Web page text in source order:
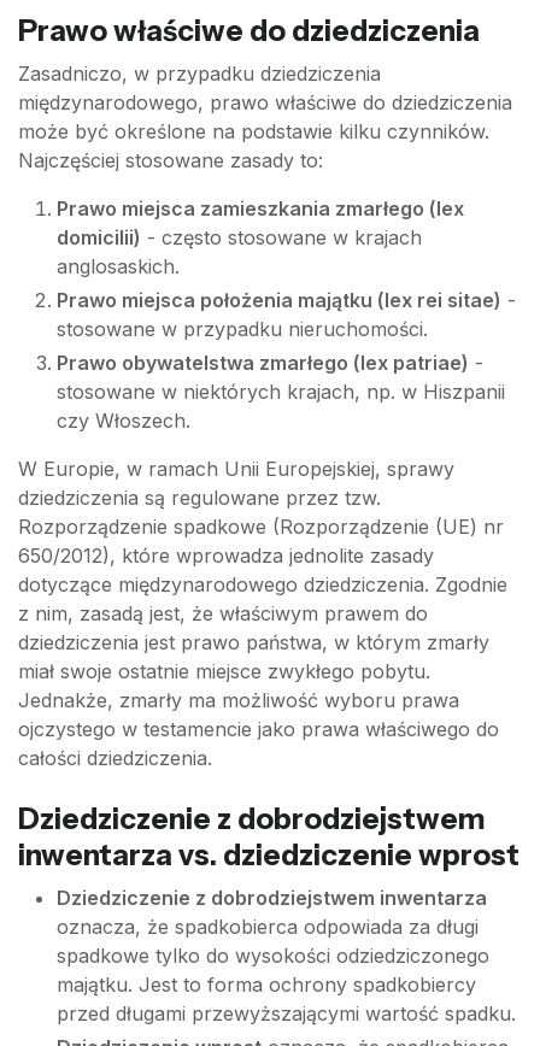
Prawo właściwe do dziedziczenia
Zasadniczo, w przypadku dziedziczenia
międzynarodowego, prawo właściwe do dziedziczenia
może być określone na podstawie kilku czynników.
Najczęściej stosowane zasady to:
Prawo miejsca zamieszkania zmarłego (lex
domicilii) - często stosowane w krajach
anglosaskich.
Prawo miejsca położenia majątku (lex rei sitae) -
stosowane w przypadku nieruchomości.
Prawo obywatelstwa zmarłego (lex patriae) -
stosowane w niektórych krajach, np. w Hiszpanii
czy Włoszech.
W Europie, w ramach Unii Europejskiej, sprawy
dziedziczenia są regulowane przez tzw.
Rozporządzenie spadkowe (Rozporządzenie (UE) nr
650/2012), które wprowadza jednolite zasady
dotyczące międzynarodowego dziedziczenia. Zgodnie
z nim, zasadą jest, że właściwym prawem do
dziedziczenia jest prawo państwa, w którym zmarły
miał swoje ostatnie miejsce zwykłego pobytu.
Jednakże, zmarły ma możliwość wyboru prawa
ojczystego w testamencie jako prawa właściwego do
całości dziedziczenia.
Dziedziczenie z dobrodziejstwem
inwentarza vs. dziedziczenie wprost
Dziedziczenie z dobrodziejstwem inwentarza
oznacza, że spadkobierca odpowiada za długi
spadkowe tylko do wysokości odziedziczonego
majątku. Jest to forma ochrony spadkobiercy
przed długami przewyższającymi wartość spadku.